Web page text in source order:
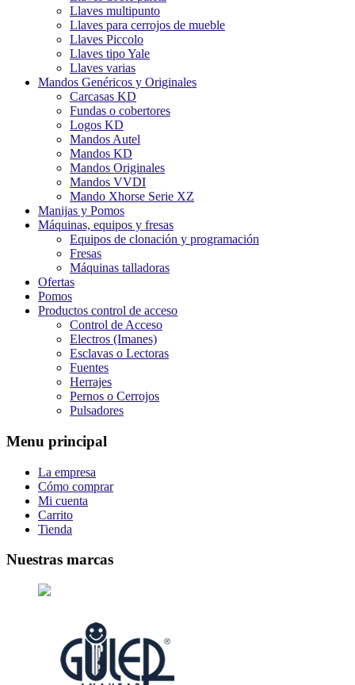
Llaves multipunto
Llaves para cerrojos de mueble
Llaves Piccolo
Llaves tipo Yale
Llaves varias
Mandos Genéricos y Originales
Carcasas KD
Fundas o cobertores
Logos KD
Mandos Autel
Mandos KD
Mandos Originales
Mandos VVDI
Mando Xhorse Serie XZ
Manijas y Pomos
Máquinas, equipos y fresas
Equipos de clonación y programación
Fresas
Máquinas talladoras
Ofertas
Pomos
Productos control de acceso
Control de Acceso
Electros (Imanes)
Esclavas o Lectoras
Fuentes
Herrajes
Pernos o Cerrojos
Pulsadores
Menu principal
La empresa
Cómo comprar
Mi cuenta
Carrito
Tienda
Nuestras marcas